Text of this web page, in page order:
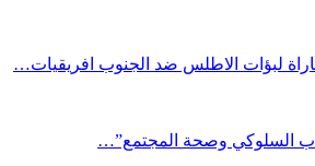
لبؤات الاطلس ضد الجنوب افريقيات…
السلوكي وصحة المجتمع”…